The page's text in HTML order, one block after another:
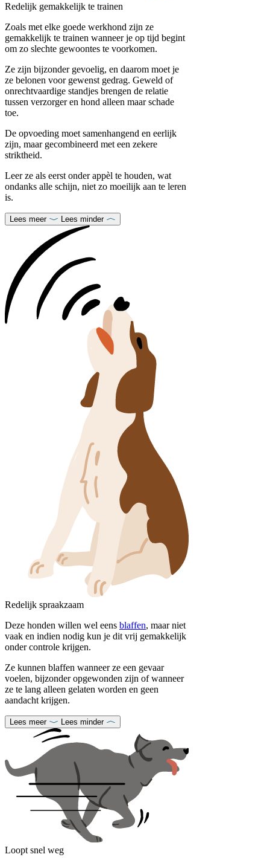
Redelijk gemakkelijk te trainen
Zoals met elke goede werkhond zijn ze
gemakkelijk te trainen wanneer je op tijd begint
om zo slechte gewoontes te voorkomen.
Ze zijn bijzonder gevoelig, en daarom moet je
ze belonen voor gewenst gedrag. Geweld of
onrechtvaardige standjes brengen de relatie
tussen verzorger en hond alleen maar schade
toe.
De opvoeding moet samenhangend en eerlijk
zijn, maar gecombineerd met een zekere
striktheid.
Leer ze als eerst onder appèl te houden, wat
ondanks alle schijn, niet zo moeilijk aan te leren
is.
Lees meer Lees minder
Redelijk spraakzaam
Deze honden willen wel eens blaffen, maar niet
vaak en indien nodig kun je dit vrij gemakkelijk
onder controle krijgen.
Ze kunnen blaffen wanneer ze een gevaar
voelen, bijzonder opgewonden zijn of wanneer
ze te lang alleen gelaten worden en geen
aandacht krijgen.
Lees meer Lees minder
Loopt snel weg